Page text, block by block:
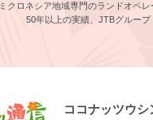
ミクロネシア地域専門のランドオペレ
50年以上の実績、JTBグループ
ココナッツウ